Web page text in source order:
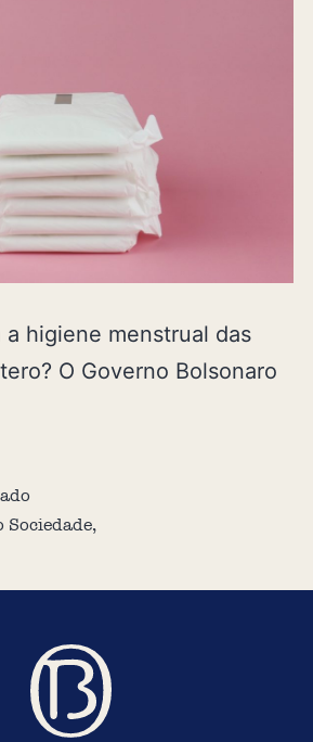
a higiene menstrual das
O Governo Bolsonaro
Sociedade,